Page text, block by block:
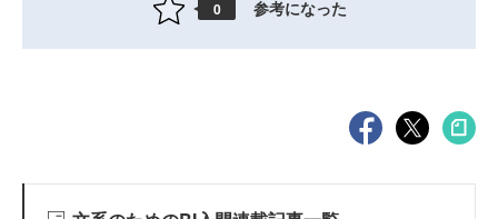
0 参考になった